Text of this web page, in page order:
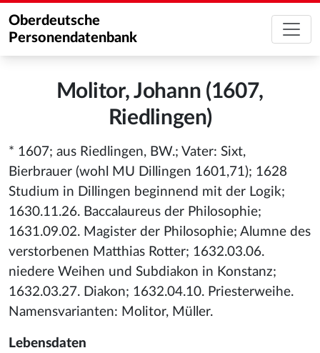
Oberdeutsche
Personendatenbank
Molitor, Johann (1607,
Riedlingen)
* 1607; aus Riedlingen, BW.; Vater: Sixt,
Bierbrauer (wohl MU Dillingen 1601,71); 1628
Studium in Dillingen beginnend mit der Logik;
1630.11.26. Baccalaureus der Philosophie;
1631.09.02. Magister der Philosophie; Alumne des
verstorbenen Matthias Rotter; 1632.03.06.
niedere Weihen und Subdiakon in Konstanz;
1632.03.27. Diakon; 1632.04.10. Priesterweihe.
Namensvarianten: Molitor, Müller.
Lebensdaten